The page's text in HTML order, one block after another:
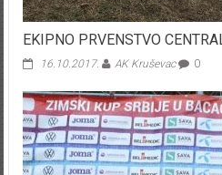
EKIPNO PRVENSTVO
16.10.2017. AK Kruševac 0